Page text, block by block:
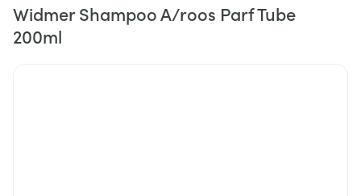
Widmer Shampoo A/roos Parf Tube
200ml